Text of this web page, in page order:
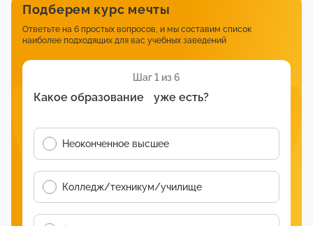
Подберем курс мечты
Ответьте на 6 простых вопросов, и мы составим список
наиболее подходящих для вас учебных заведений
Шаг 1 из 6
Какое образование уже есть?
Неоконченное высшее
Колледж/техникум/училище